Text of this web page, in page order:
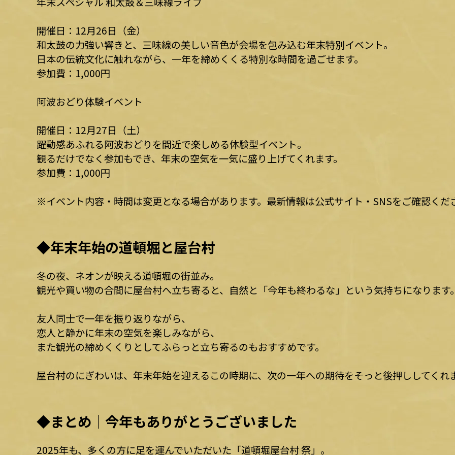
開催日：12月26日（金）
和太鼓の力強い響きと、三味線の美しい音色が会場を包み込む年末特別イベント。
日本の伝統文化に触れながら、一年を締めくくる特別な時間を過ごせます。
参加費：1,000円
阿波おどり体験イベント
開催日：12月27日（土）
躍動感あふれる阿波おどりを間近で楽しめる体験型イベント。
観るだけでなく参加もでき、年末の空気を一気に盛り上げてくれます。
参加費：1,000円
※イベント内容・時間は変更となる場合があります。最新情報は公式サイト・SNSをご確認くだ
◆年末年始の道頓堀と屋台村
冬の夜、ネオンが映える道頓堀の街並み。
観光や買い物の合間に屋台村へ立ち寄ると、自然と「今年も終わるな」という気持ちになります
友人同士で一年を振り返りながら、
恋人と静かに年末の空気を楽しみながら、
また観光の締めくくりとしてふらっと立ち寄るのもおすすめです。
屋台村のにぎわいは、年末年始を迎えるこの時期に、次の一年への期待をそっと後押ししてくれ
◆まとめ｜今年もありがとうございました
2025年も、多くの方に足を運んでいただいた「道頓堀屋台村 祭」。